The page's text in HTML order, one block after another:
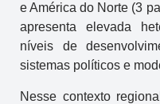
e América do Norte (3
apresenta elevada
níveis de
sistemas políticos e
Nesse contexto